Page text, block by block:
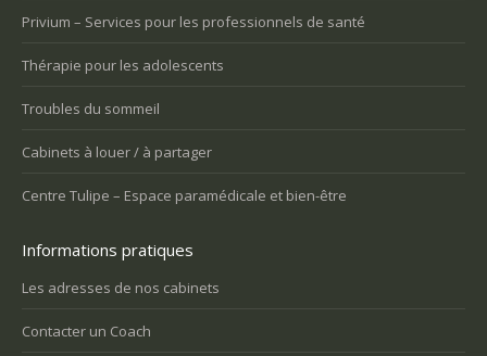
Privium – Services pour les professionnels de santé
Thérapie pour les adolescents
Troubles du sommeil
Cabinets à louer / à partager
Centre Tulipe – Espace paramédicale et bien-être
Informations pratiques
Les adresses de nos cabinets
Contacter un Coach